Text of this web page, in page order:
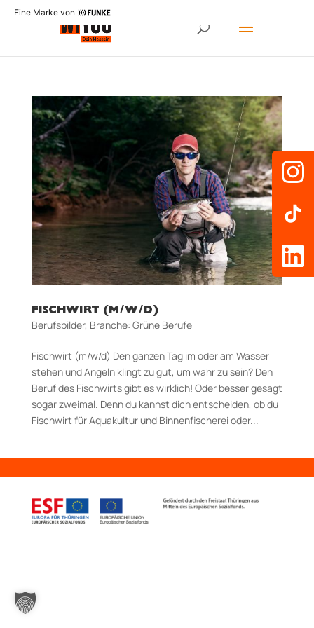
Eine Marke von
FISCHWIRT (M/W/D)
Berufsbilder, Branche: Grüne Berufe
Fischwirt (m/w/d) Den ganzen Tag im oder am Wasser
stehen und Angeln klingt zu gut, um wahr zu sein? Den
Beruf des Fischwirts gibt es wirklich! Oder besser gesagt
sogar zweimal. Denn du kannst dich entscheiden, ob du
Fischwirt für Aquakultur und Binnenfischerei oder...